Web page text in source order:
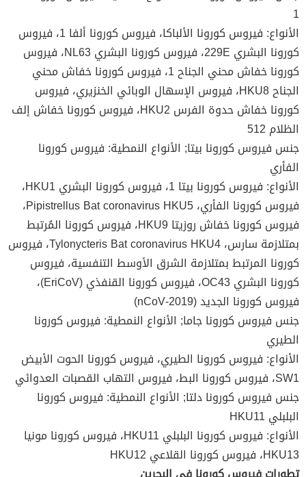
1
الأنواع: فيروس كورونا الألباكا، فيروس كورونا ألفا 1، فيروس
كورونا البشري 229E، فيروس كورونا البشري NL63، فيروس
كورونا خفاش محني الجناح 1،‏ فيروس كورونا خفاش محني
الجناح HKU8، فيروس الإسهال الوبائي الخنزيري، فيروس
كورونا خفاش حدوة الفرس HKU2، فيروس كورونا خفاش إلف
الظلام 512
جنس فيروس كورونا بيتا; الأنواع النمطية: فيروس كورونا
الفأري
الأنواع: فيروس كورونا بيتا 1، فيروس كورونا البشري HKU1،
فيروس كورونا الفأري، Pipistrellus Bat coronavirus HKU5،
فيروس كورونا خفاش روزيتا HKU9، فيروس كورونا المُرتبط
بمتلازمة سارس، Tylonycteris Bat coronavirus HKU4، فيروس
كورونا المرتبط بمتلازمة الشرق الأوسط التنفسية، فيروس
كورونا البشري OC43، فيروس كورونا القنفذي (EriCoV)،
فيروس كورونا الجديد‏ (2019-nCoV)
جنس فيروس كورونا جاما; الأنواع النمطية: فيروس كورونا
الطيري
الأنواع: فيروس كورونا الطيري، فيروس كورونا الحوت الأبيض
SW1، فيروس كورونا البط، فيروس التهاب القصبات العدوائي
جنس فيروس كورونا دلتا; الأنواع النمطية: فيروس كورونا
البلبلي HKU11
الأنواع: فيروس كورونا البلبلي HKU11، فيروس كورونا مونيا
HKU13، فيروس كورونا القلاعي HKU12